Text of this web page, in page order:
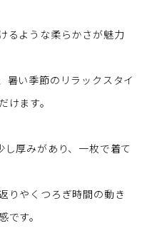
るような柔らかさが魅力
暑い季節のリラックスタイ
けます。
厚みがあり、一枚で着て
りやくつろぎ時間の動き
す。